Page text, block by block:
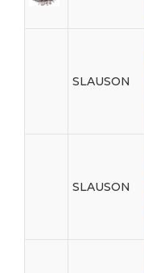
SLAUSON
SLAUSON